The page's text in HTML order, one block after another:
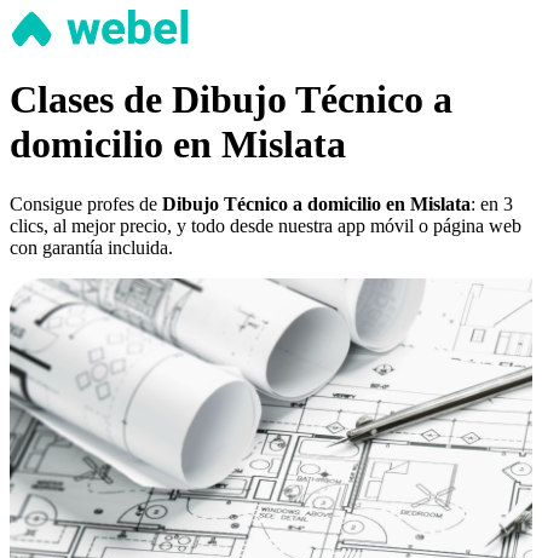
Clases de Dibujo Técnico a
domicilio en Mislata
Consigue profes de Dibujo Técnico a domicilio en Mislata: en 3
clics, al mejor precio, y todo desde nuestra app móvil o página web
con garantía incluida.